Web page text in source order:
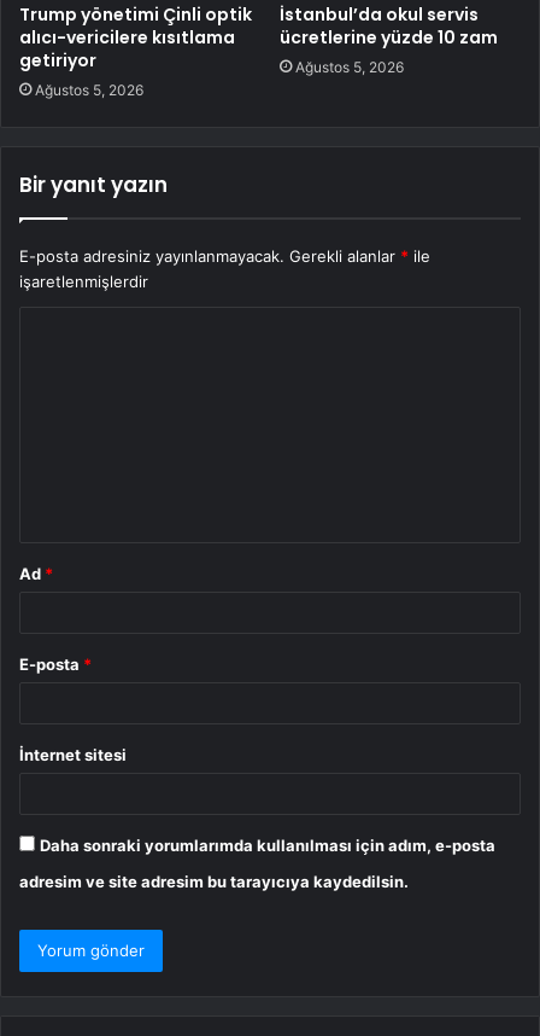
Trump yönetimi Çinli optik
alıcı-vericilere kısıtlama
getiriyor
Ağustos 5, 2026
İstanbul’da okul servis
ücretlerine yüzde 10 zam
Ağustos 5, 2026
Bir yanıt yazın
E-posta adresiniz yayınlanmayacak. Gerekli alanlar * ile
işaretlenmişlerdir
Ad *
E-posta *
İnternet sitesi
Daha sonraki yorumlarımda kullanılması için adım, e-posta
adresim ve site adresim bu tarayıcıya kaydedilsin.